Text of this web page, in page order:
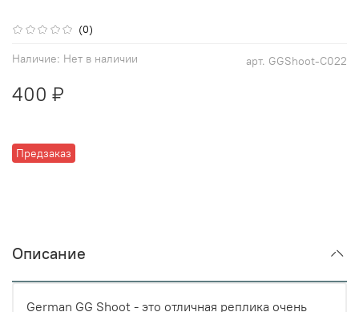
(0)
арт. GGShoot-C022
Наличие: Нет в наличии
Предзаказ
400 ₽
Описание
German GG Shoot - это отличная реплика очень